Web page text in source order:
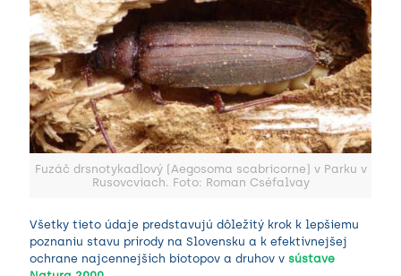
Fuzáč drsnotykadlový (Aegosoma scabricorne) v Parku v
Rusovcviach. Foto: Roman Cséfalvay
Všetky tieto údaje predstavujú dôležitý krok k lepšiemu
poznaniu stavu prírody na Slovensku a k efektívnejšej
ochrane najcennejších biotopov a druhov v sústave